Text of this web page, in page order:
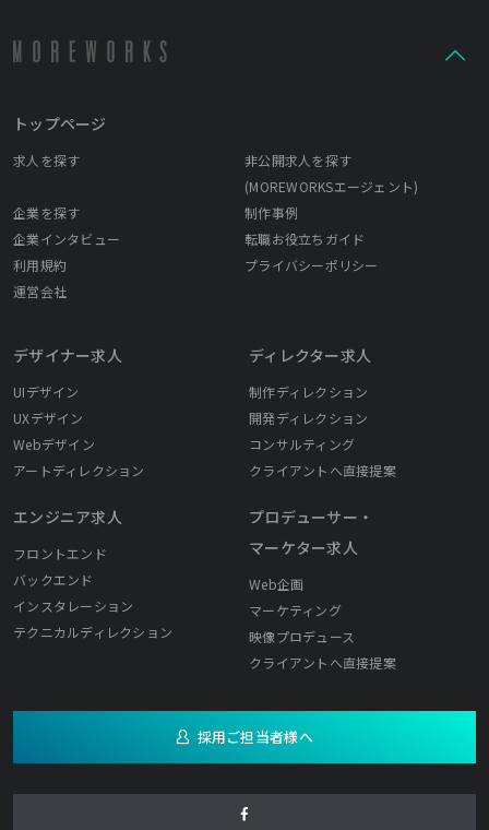
トップページ
求人を探す
非公開求人を探す
(MOREWORKSエージェント)
企業を探す
制作事例
企業インタビュー
転職お役立ちガイド
利用規約
プライバシーポリシー
運営会社
デザイナー求人
UIデザイン
UXデザイン
Webデザイン
アートディレクション
エンジニア求人
フロントエンド
バックエンド
インスタレーション
テクニカルディレクション
ディレクター求人
制作ディレクション
開発ディレクション
コンサルティング
クライアントへ直接提案
プロデューサー・
マーケター求人
Web企画
マーケティング
映像プロデュース
クライアントへ直接提案
採用ご担当者様へ